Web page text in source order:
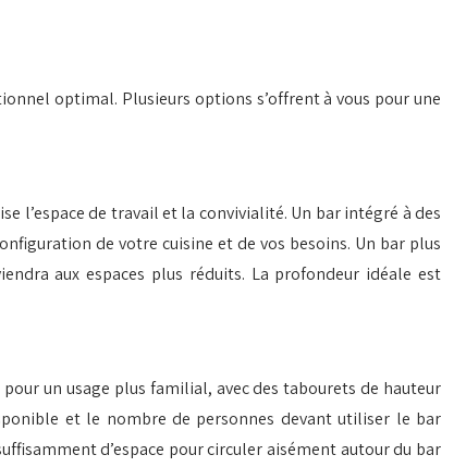
optimal. Plusieurs options s’offrent à vous pour une
l’espace de travail et la convivialité. Un bar intégré à des
de votre cuisine et de vos besoins. Un bar plus
aux espaces plus réduits. La profondeur idéale est
un usage plus familial, avec des tabourets de hauteur
et le nombre de personnes devant utiliser le bar
d’espace pour circuler aisément autour du bar